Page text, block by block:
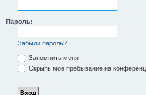
Пароль:
Забыли пароль?
Запомнить меня
Скрыть моё пребывание на